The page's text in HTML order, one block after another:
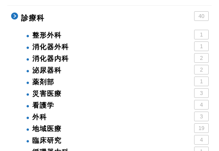
診療科 40
整形外科 1
消化器外科 1
消化器内科 2
泌尿器科 2
薬剤部 1
災害医療 3
看護学 4
外科 3
地域医療 19
臨床研究 4